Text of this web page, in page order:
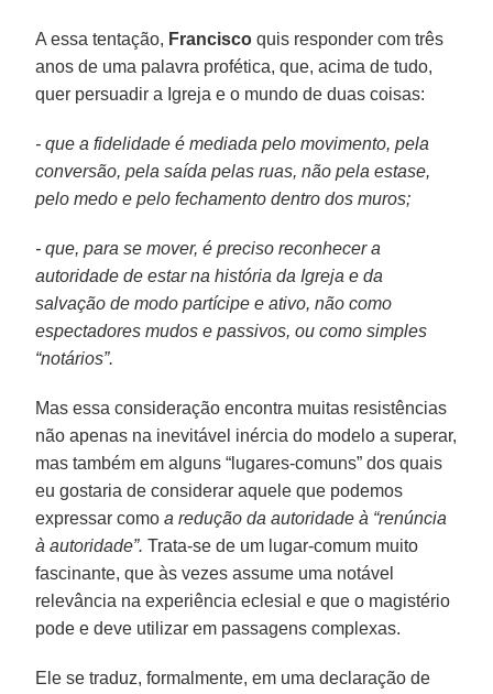
A essa tentação, Francisco quis responder com três
anos de uma palavra profética, que, acima de tudo,
quer persuadir a Igreja e o mundo de duas coisas:
- que a fidelidade é mediada pelo movimento, pela
conversão, pela saída pelas ruas, não pela estase,
pelo medo e pelo fechamento dentro dos muros;
- que, para se mover, é preciso reconhecer a
autoridade de estar na história da Igreja e da
salvação de modo partícipe e ativo, não como
espectadores mudos e passivos, ou como simples
“notários”.
Mas essa consideração encontra muitas resistências
não apenas na inevitável inércia do modelo a superar,
mas também em alguns “lugares-comuns” dos quais
eu gostaria de considerar aquele que podemos
expressar comoa redução da autoridade à “renúncia
à autoridade”. Trata-se de um lugar-comum muito
fascinante, que às vezes assume uma notável
relevância na experiência eclesial e que o magistério
pode e deve utilizar em passagens complexas.
Ele se traduz, formalmente, em uma declaração de